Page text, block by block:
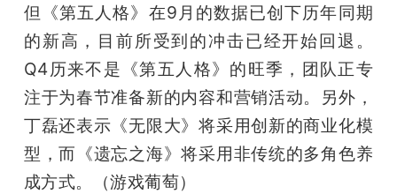
但《第五人格》在9月的数据已创下历年同期
的新高，目前所受到的冲击已经开始回退。
Q4历来不是《第五人格》的旺季，团队正专
注于为春节准备新的内容和营销活动。另外，
丁磊还表示《无限大》将采用创新的商业化模
型，而《遗忘之海》将采用非传统的多角色养
成方式。（游戏葡萄）